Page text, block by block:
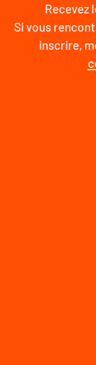
Recevez
Si vous
inscrire,